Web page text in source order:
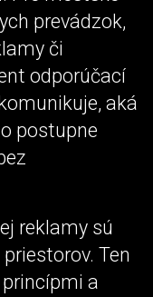
prevádzok,
či
odporúčací
aká
postupne
reklamy sú
Ten
a